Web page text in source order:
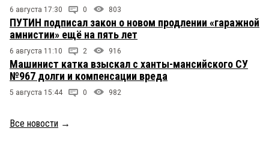
6 августа 17:30 0 803
ПУТИН подписал закон о новом продлении «гаражной
амнистии» ещё на пять лет
6 августа 11:10 2 916
Машинист катка взыскал с ханты-мансийского СУ
№967 долги и компенсации вреда
5 августа 15:44 0 982
Все новости →